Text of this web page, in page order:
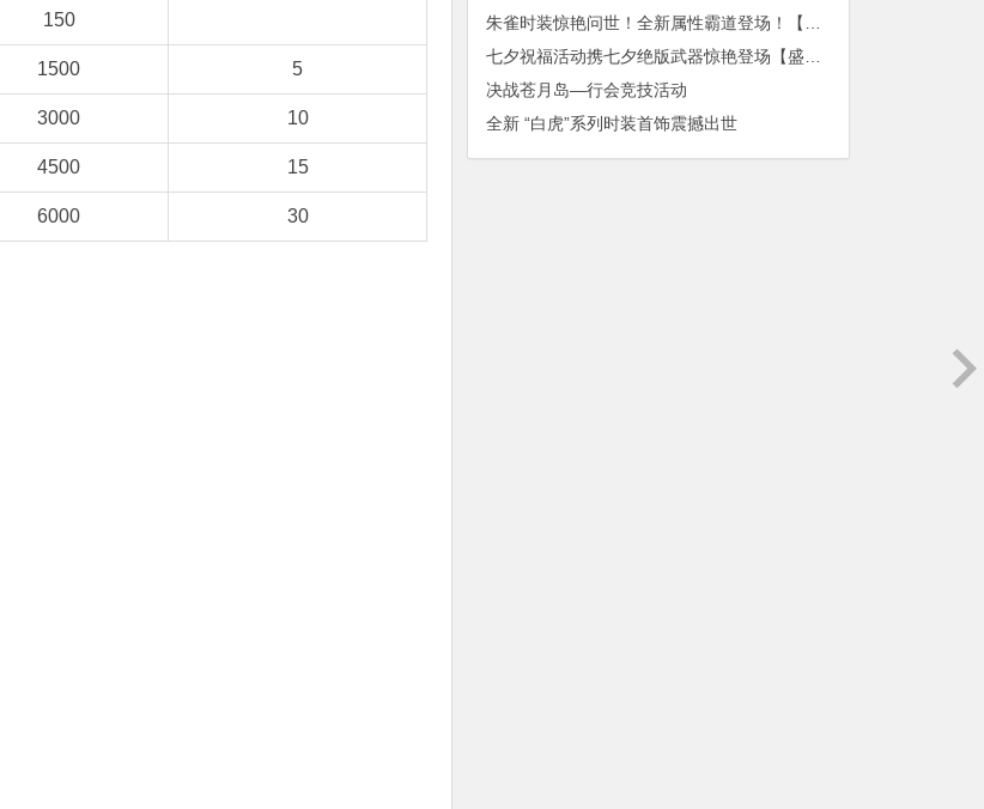
150
1500 5
3000 10
4500 15
6000 30
决战苍月岛—行会竞技活动
全新 “白虎”系列时装首饰震撼出世